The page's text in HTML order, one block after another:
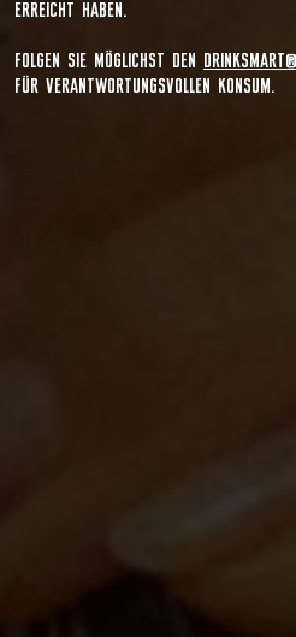
ERREICHT HABEN.
FOLGEN SIE MÖGLICHST DEN DRINKSMART®
FÜR VERANTWORTUNGSVOLLEN KONSUM.